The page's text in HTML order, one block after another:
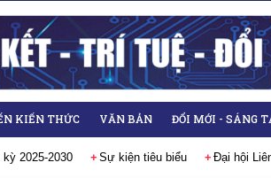
KIẾN THỨC VĂN BẢN ĐỔI MỚI - SÁNG
tiêu biểu Đại hội Liên hiệp các Hội Khoa